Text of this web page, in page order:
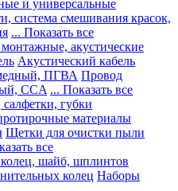
и универсальные
система смешивания красок,
... Показать все
акустические
Акустический кабель
ПГВА Провод
CCA ... Показать все
губки
материалы
Щетки для очистки пыли
все
шайб, шплинтов
колец Наборы